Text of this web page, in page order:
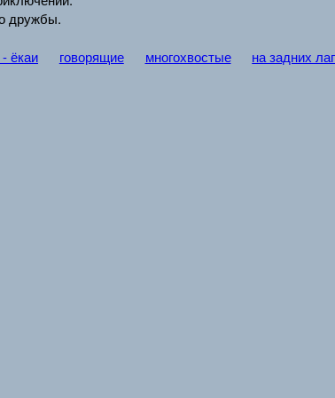
дружбы.
ёкаи говорящие многохвостые на задних